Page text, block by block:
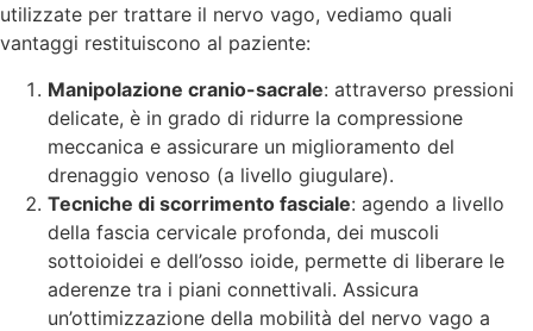
utilizzate per trattare il nervo vago, vediamo quali
vantaggi restituiscono al paziente:
Manipolazione cranio-sacrale: attraverso pressioni
delicate, è in grado di ridurre la compressione
meccanica e assicurare un miglioramento del
drenaggio venoso (a livello giugulare).
Tecniche di scorrimento fasciale: agendo a livello
della fascia cervicale profonda, dei muscoli
sottoioidei e dell’osso ioide, permette di liberare le
aderenze tra i piani connettivali. Assicura
un’ottimizzazione della mobilità del nervo vago a